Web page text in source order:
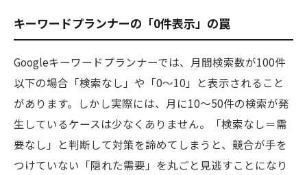
キーワードプランナーの「0件表示」の罠
Googleキーワードプランナーでは、月間検索数が100件
以下の場合「検索なし」や「0〜10」と表示されること
があります。しかし実際には、月に10〜50件の検索が発
生しているケースは少なくありません。「検索なし＝需
要なし」と判断して対策を諦めてしまうと、競合が手を
つけていない「隠れた需要」を丸ごと見逃すことになり